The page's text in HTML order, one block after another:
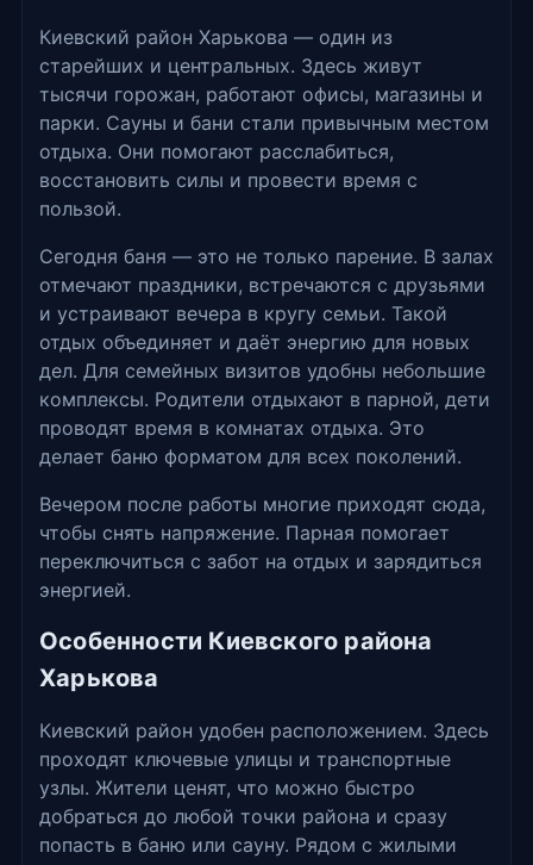
Киевский район Харькова — один из
старейших и центральных. Здесь живут
тысячи горожан, работают офисы, магазины и
парки. Сауны и бани стали привычным местом
отдыха. Они помогают расслабиться,
восстановить силы и провести время с
пользой.
Сегодня баня — это не только парение. В залах
отмечают праздники, встречаются с друзьями
и устраивают вечера в кругу семьи. Такой
отдых объединяет и даёт энергию для новых
дел. Для семейных визитов удобны небольшие
комплексы. Родители отдыхают в парной, дети
проводят время в комнатах отдыха. Это
делает баню форматом для всех поколений.
Вечером после работы многие приходят сюда,
чтобы снять напряжение. Парная помогает
переключиться с забот на отдых и зарядиться
энергией.
Особенности Киевского района
Харькова
Киевский район удобен расположением. Здесь
проходят ключевые улицы и транспортные
узлы. Жители ценят, что можно быстро
добраться до любой точки района и сразу
попасть в баню или сауну. Рядом с жилыми